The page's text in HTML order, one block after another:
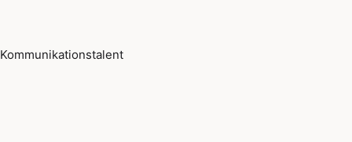
Kommunikationstalent